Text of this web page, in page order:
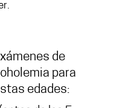
de
para
edades: